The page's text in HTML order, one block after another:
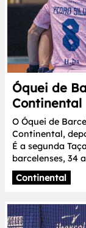
Óquei de
Continental
O Óquei de
Continental,
É a segunda
barcelenses, 34
Continental